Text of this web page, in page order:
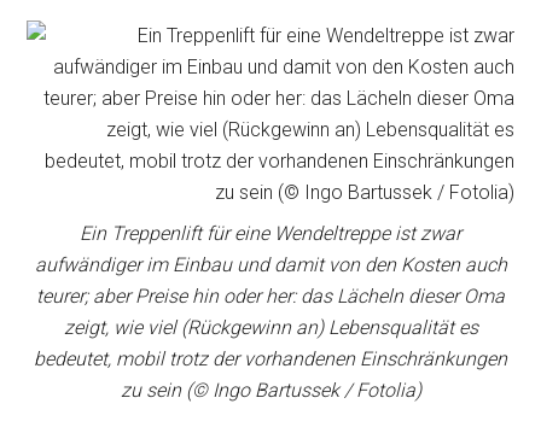
Ein Treppenlift für eine Wendeltreppe ist zwar
aufwändiger im Einbau und damit von den Kosten auch
teurer; aber Preise hin oder her: das Lächeln dieser Oma
zeigt, wie viel (Rückgewinn an) Lebensqualität es
bedeutet, mobil trotz der vorhandenen Einschränkungen
zu sein (© Ingo Bartussek / Fotolia)